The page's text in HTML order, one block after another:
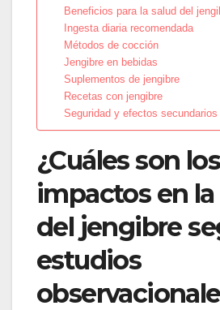
Beneficios para la salud del
Ingesta diaria recomendada
Métodos de cocción
Jengibre en bebidas
Suplementos de jengibre
Recetas con jengibre
Seguridad y efectos secundarios
¿Cuáles son los
impactos en la
del jengibre
estudios